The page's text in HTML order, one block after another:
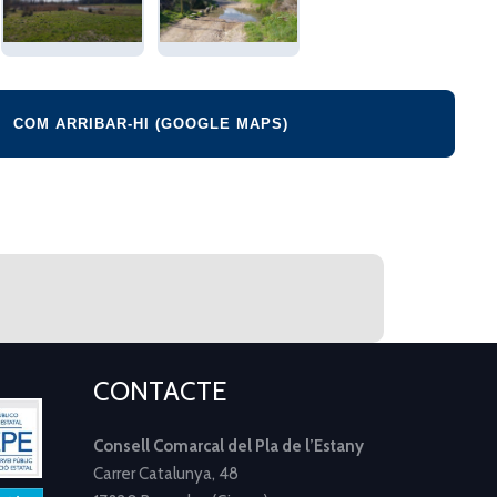
COM ARRIBAR-HI (GOOGLE MAPS)
CONTACTE
Consell Comarcal del Pla de l’Estany
Carrer Catalunya, 48